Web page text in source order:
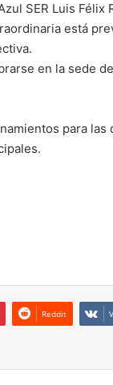
SER Luis Félix
está
en la sede
para las
Reddit